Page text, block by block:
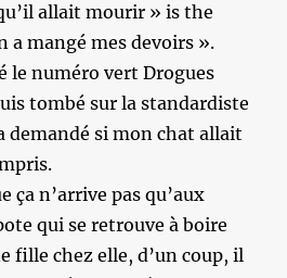
allait mourir » is the
a mangé mes devoirs ».
le numéro vert Drogues
tombé sur la standardiste
demandé si mon chat allait
ça n’arrive pas qu’aux
qui se retrouve à boire
fille chez elle, d’un coup, il